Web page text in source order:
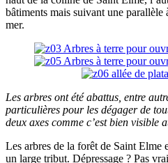
bâtiments mais suivant une parallèle
mer.
Les arbres ont été abattus, entre
particulières pour les dégager de
deux axes comme c’est bien visible
Les arbres de la forêt de Saint Elme
un large tribut. Dépressage ? Pas